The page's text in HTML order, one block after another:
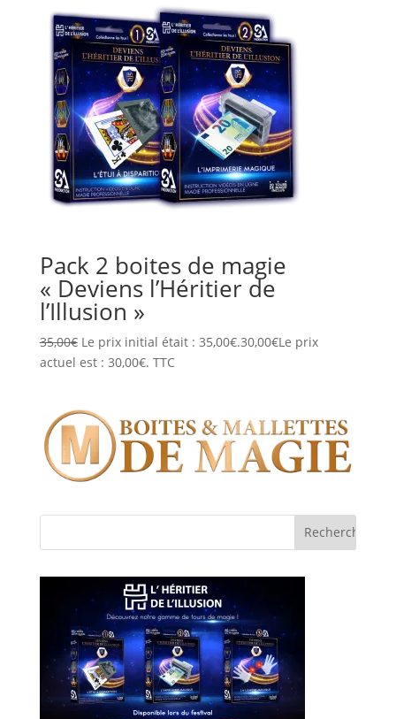
Pack 2 boites de magie
« Deviens l’Héritier de
l’Illusion »
35,00€ Le prix initial était : 35,00€.30,00€Le prix
actuel est : 30,00€. TTC